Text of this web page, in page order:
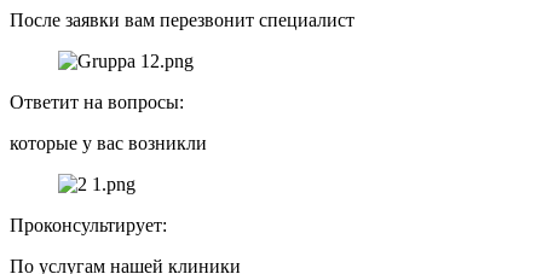
После заявки вам перезвонит специалист
Ответит на вопросы:
которые у вас возникли
Проконсультирует:
По услугам нашей клиники